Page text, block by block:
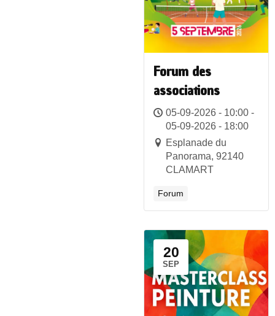
Forum des
associations
05-09-2026 - 10:00 -
05-09-2026 - 18:00
Esplanade du
Panorama, 92140
CLAMART
Forum
20
SEP